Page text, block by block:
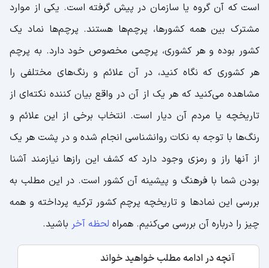
است که آن گروه یا سازمان در پیش گرفته است. یکی از موارد
مشترک بین همه کشورها، پرچم‌ها هستند. پرچم‌ها نماد یک
کشور بوده و هر کشوری، پرچمی مخصوص خود دارد. به پرچم
هر کشوری که نگاه کنید، در آن علائم و رنگ‌های مختلفی را
مشاهده می‌کنید که هر یک از آن در واقع بیان کننده نکته‌ای از
تاریخچه یا مردم آن دیار است. انتخاب برخی از این علائم و
رنگ‌ها با توجه به نکات روانشناسی انجام شده و در پشت هر یک
از آنها راز و رمزی وجود دارد که کشف این رازها نیازمند آشنا
بودن شما با فرهنگ و پیشینه آن کشور است. در این مطلب به
بررسی این نمادها و تاریخچه پرچم کشور ترکیه پرداخته و همه
چیز را درباره آن بررسی می‌کنیم. همراه لحظه آخر باشید.
آنچه در ادامه مطلب خواهید خواند